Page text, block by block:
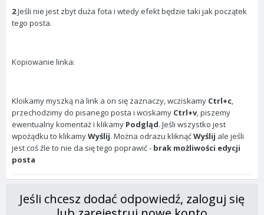
2Jeśli nie jest zbyt duża fota i wtedy efekt będzie taki jak początek
tego posta.
Kopiowanie linka:
Kloikamy myszką na link a on się zaznaczy, wcziskamy Ctrl+c,
przechodzimy do pisanego posta i wciskamy Ctrl+v, piszemy
ewentualny komentaż i klikamy Podgląd. Jeśli wszystko jest
wpożądku to klikamyWyślij. Można odrazu kliknąćWyślij ale jeśli
jest coś źle to nie da się tego poprawić - brak możliwości edycji
posta
Jeśli chcesz dodać odpowiedź, zaloguj się